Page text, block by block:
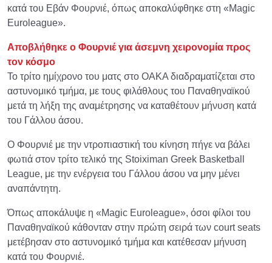
κατά του Εβάν Φουρνιέ, όπως αποκαλύφθηκε στη «Magic
Euroleague».
Αποβλήθηκε ο Φουρνιέ για άσεμνη χειρονομία προς
τον κόσμο
Το τρίτο ημίχρονο του ματς στο ΟΑΚΑ διαδραματίζεται στο
αστυνομικό τμήμα, με τους φιλάθλους του Παναθηναϊκού
μετά τη λήξη της αναμέτρησης να καταθέτουν μήνυση κατά
του Γάλλου άσου.
Ο Φουρνιέ με την ντροπιαστική του κίνηση πήγε να βάλει
φωτιά στον τρίτο τελικό της Stoiximan Greek Basketball
League, με την ενέργεια του Γάλλου άσου να μην μένει
αναπάντητη.
Όπως αποκάλυψε η «Magic Euroleague», όσοι φίλοι του
Παναθηναϊκού κάθονταν στην πρώτη σειρά των court seats
μετέβησαν στο αστυνομικό τμήμα και κατέθεσαν μήνυση
κατά του Φουρνιέ.